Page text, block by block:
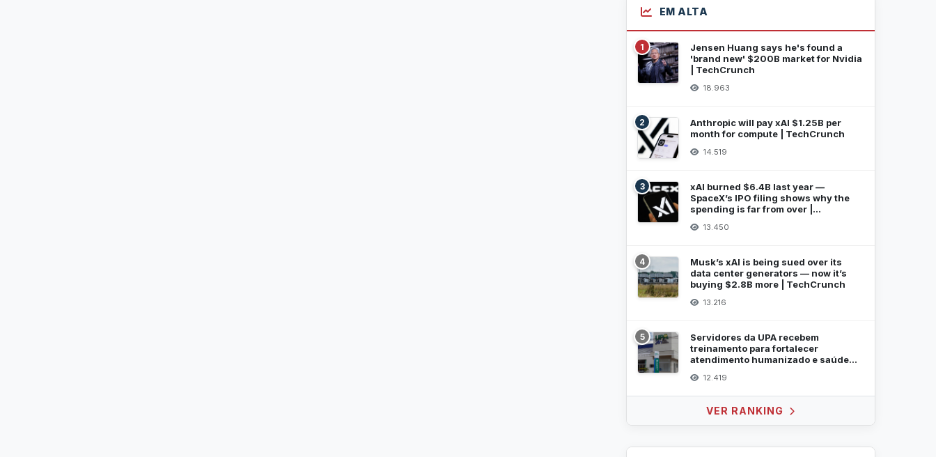
EM ALTA
1
Jensen Huang says he's found a
'brand new' $200B market for Nvidia
| TechCrunch
18.963
2
Anthropic will pay xAI $1.25B per
month for compute | TechCrunch
14.519
3
xAI burned $6.4B last year —
SpaceX’s IPO filing shows why the
spending is far from over |
13.450
4
Musk’s xAI is being sued over its
data center generators — now it’s
buying $2.8B more | TechCrunch
13.216
5
Servidores da UPA recebem
treinamento para fortalecer
atendimento humanizado e saúde
12.419
VER RANKING